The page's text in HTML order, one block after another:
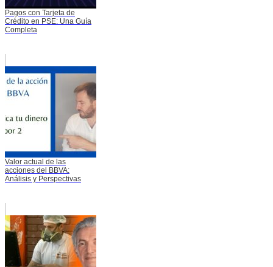
Pagos con Tarjeta de
Crédito en PSE: Una Guía
Completa
Valor actual de las
acciones del BBVA:
Análisis y Perspectivas